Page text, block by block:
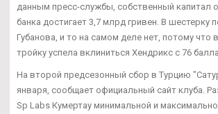
данным пресс-службы, собственный капитал
банка достигает 3,7 млрд гривен. В шестерку
Губанова, и то на самом деле нет, потому что
тройку успела вклиниться Хендрикс с 76
На второй предсезонный сбор в Турцию
января, сообщает официальный сайт клуба.
Sp Labs Кумертау минимальной и